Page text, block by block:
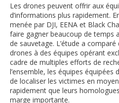
Les drones peuvent offrir aux
d’informations plus rapidement.
menée par DJI, EENA et Black
faire gagner beaucoup de temps
de sauvetage. L’étude a
drones à des équipes opérant
cadre de multiples efforts de
l’ensemble, les équipes
de localiser les victimes en
rapidement que leurs
marge importante.